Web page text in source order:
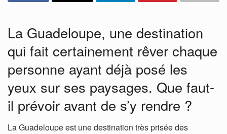
La Guadeloupe, une destination
qui fait certainement rêver chaque
personne ayant déjà posé les
yeux sur ses paysages. Que faut-
il prévoir avant de s’y rendre ?
La Guadeloupe est une destination très prisée des